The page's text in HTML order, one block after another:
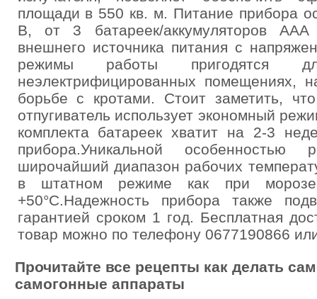
площади в 550 кв. м. Питание прибора
В, от 3 батареек/аккумуляторов
внешнего источника питания с
режимы работы пригодятся
неэлектрифицированных помещениях,
борьбе с кротами. Стоит заметить,
отпугиватель использует экономный
комплекта батареек хватит на 2-3
прибора.Уникальной особенностью
широчайший диапазон рабочих
в штатном режиме как при
+50°C.Надежность прибора также
гарантией сроком 1 год. Бесплатная
товар можно по телефону 0677190866
Прочитайте все рецепты как делать
самогонные аппараты